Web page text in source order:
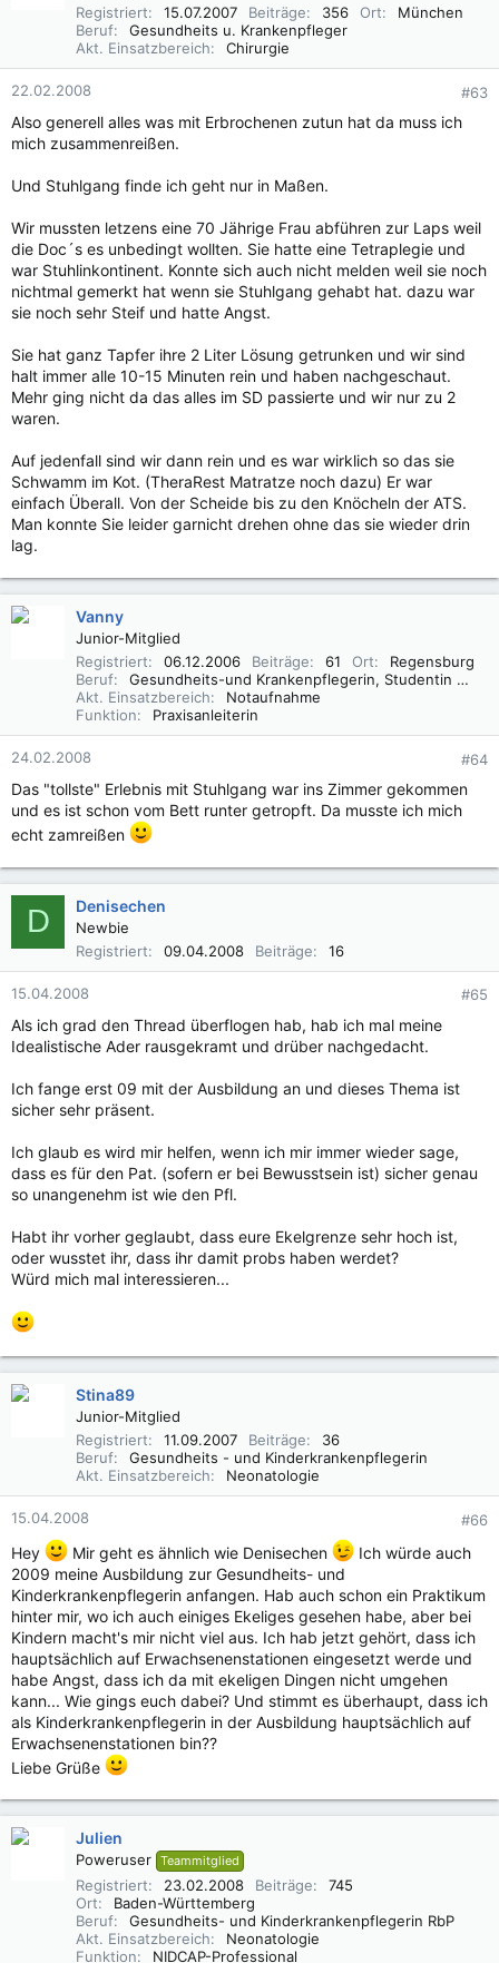
Registriert
15.07.2007 Beiträge 356 Ort
München
Beruf
Gesundheits u. Krankenpfleger
Akt. Einsatzbereich
Chirurgie
22.02.2008 #63
Also generell alles was mit Erbrochenen zutun hat da muss ich
mich zusammenreißen.
Und Stuhlgang finde ich geht nur in Maßen.
Wir mussten letzens eine 70 Jährige Frau abführen zur Laps weil
die Doc´s es unbedingt wollten. Sie hatte eine Tetraplegie und
war Stuhlinkontinent. Konnte sich auch nicht melden weil sie noch
nichtmal gemerkt hat wenn sie Stuhlgang gehabt hat. dazu war
sie noch sehr Steif und hatte Angst.
Sie hat ganz Tapfer ihre 2 Liter Lösung getrunken und wir sind
halt immer alle 10-15 Minuten rein und haben nachgeschaut.
Mehr ging nicht da das alles im SD passierte und wir nur zu 2
waren.
Auf jedenfall sind wir dann rein und es war wirklich so das sie
Schwamm im Kot. (TheraRest Matratze noch dazu) Er war
einfach Überall. Von der Scheide bis zu den Knöcheln der ATS.
Man konnte Sie leider garnicht drehen ohne das sie wieder drin
lag.
Vanny
Junior-Mitglied
Registriert
06.12.2006 Beiträge 61 Ort
Regensburg
Beruf
Gesundheits-und Krankenpflegerin, Studentin B.sc.
Akt. Einsatzbereich
Notaufnahme
Funktion
Praxisanleiterin
24.02.2008 #64
Das "tollste" Erlebnis mit Stuhlgang war ins Zimmer gekommen
und es ist schon vom Bett runter getropft. Da musste ich mich
echt zamreißen
D Denisechen
Newbie
Registriert
09.04.2008 Beiträge 16
15.04.2008 #65
Als ich grad den Thread überflogen hab, hab ich mal meine
Idealistische Ader rausgekramt und drüber nachgedacht.
Ich fange erst 09 mit der Ausbildung an und dieses Thema ist
sicher sehr präsent.
Ich glaub es wird mir helfen, wenn ich mir immer wieder sage,
dass es für den Pat. (sofern er bei Bewusstsein ist) sicher genau
so unangenehm ist wie den Pfl.
Habt ihr vorher geglaubt, dass eure Ekelgrenze sehr hoch ist,
oder wusstet ihr, dass ihr damit probs haben werdet?
Würd mich mal interessieren...
Stina89
Junior-Mitglied
Registriert
11.09.2007 Beiträge
36
Beruf
Gesundheits - und Kinderkrankenpflegerin
Akt. Einsatzbereich
Neonatologie
15.04.2008 #66
Hey Mir geht es ähnlich wie Denisechen
Ich würde auch
2009 meine Ausbildung zur Gesundheits- und
Kinderkrankenpflegerin anfangen. Hab auch schon ein Praktikum
hinter mir, wo ich auch einiges Ekeliges gesehen habe, aber bei
Kindern macht's mir nicht viel aus. Ich hab jetzt gehört, dass ich
hauptsächlich auf Erwachsenenstationen eingesetzt werde und
habe Angst, dass ich da mit ekeligen Dingen nicht umgehen
kann... Wie gings euch dabei? Und stimmt es überhaupt, dass ich
als Kinderkrankenpflegerin in der Ausbildung hauptsächlich auf
Erwachsenenstationen bin??
Liebe Grüße
Julien
Poweruser Teammitglied
Registriert 23.02.2008 Beiträge
745
Ort
Baden-Württemberg
Beruf
Gesundheits- und Kinderkrankenpflegerin RbP
Akt. Einsatzbereich
Neonatologie
Funktion
NIDCAP-Professional